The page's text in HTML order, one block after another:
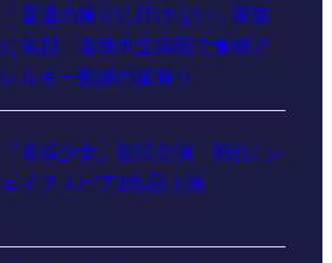
「普通の祭りに行けない」家族
に笑顔 名張市立病院で食物ア
レルギー配慮の夏祭り
「名張少女」復活公演 9日にシ
ェイクスピア2作品上演